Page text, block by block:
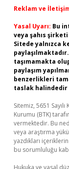
Reklam ve
Yasal Uyarı: Bu
veya şahıs
Sitede yalnızca
taşımamakta
paylaşım
benzerlikleri
taslak halindedir
Sitemiz, 5651
Kurumu (BTK)
vermektedir. Bu
veya araştırma
yazdıkları
bu sorumluluğu
Hukuka ve yasal